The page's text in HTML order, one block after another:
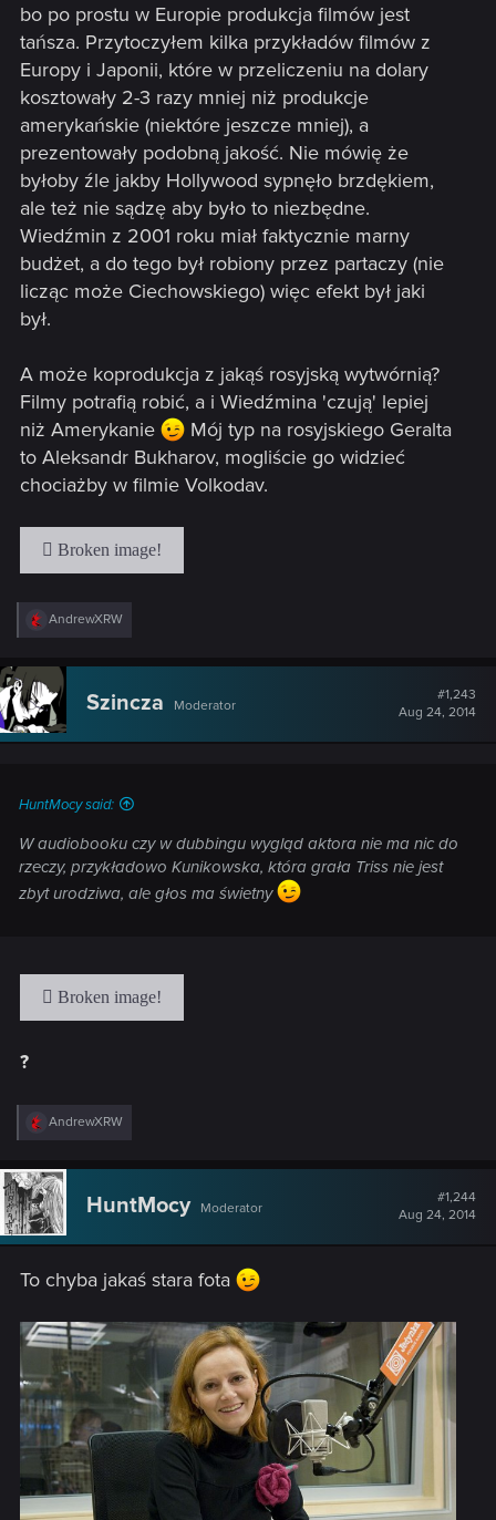
bo po prostu w Europie produkcja filmów jest
tańsza. Przytoczyłem kilka przykładów filmów z
Europy i Japonii, które w przeliczeniu na dolary
kosztowały 2-3 razy mniej niż produkcje
amerykańskie (niektóre jeszcze mniej), a
prezentowały podobną jakość. Nie mówię że
byłoby źle jakby Hollywood sypnęło brzdękiem,
ale też nie sądzę aby było to niezbędne.
Wiedźmin z 2001 roku miał faktycznie marny
budżet, a do tego był robiony przez partaczy (nie
licząc może Ciechowskiego) więc efekt był jaki
był.
A może koprodukcja z jakąś rosyjską wytwórnią?
Filmy potrafią robić, a i Wiedźmina 'czują' lepiej
niż Amerykanie
Mój typ na rosyjskiego Geralta
to Aleksandr Bukharov, mogliście go widzieć
chociażby w filmie Volkodav.
R
e
c
t
i
o
n
AndrewXRW
Szincza Moderator
#1,243
Aug 24, 2014
HuntMocy said:
W audiobooku czy w dubbingu wygląd aktora nie ma nic do
rzeczy, przykładowo Kunikowska, która grała Triss nie jest
zbyt urodziwa, ale głos ma świetny
?
R
e
c
t
i
o
n
:
AndrewXRW
HuntMocy Moderator
#1,244
Aug 24, 2014
To chyba jakaś stara fota